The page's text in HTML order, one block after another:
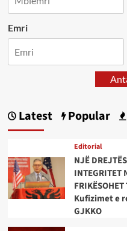
Emri
Latest Popular
Editorial
NJË
INTEGRITET
Kufizimet e
GJKKO